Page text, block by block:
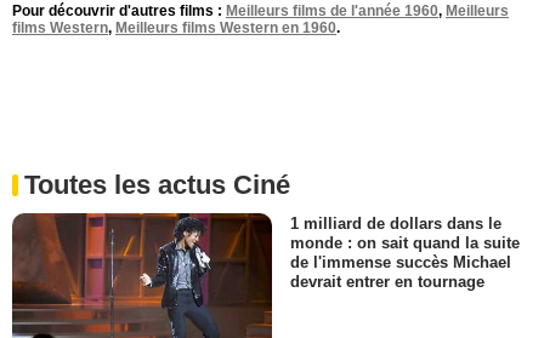
Pour découvrir d'autres films : Meilleurs films de l'année 1960, Meilleurs
films Western, Meilleurs films Western en 1960.
Toutes les actus Ciné
1 milliard de dollars dans le
monde : on sait quand la suite
de l'immense succès Michael
devrait entrer en tournage